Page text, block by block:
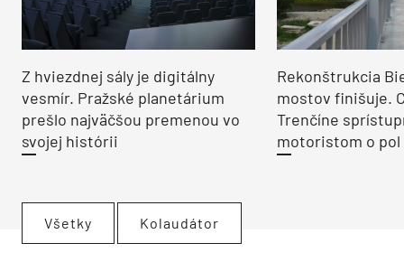
Z hviezdnej sály je digitálny
vesmír. Pražské planetárium
prešlo najväčšou premenou vo
svojej histórii
Rekonštrukcia
mostov finišuje.
Trenčíne
motoristom o pol
Všetky Kolaudátor